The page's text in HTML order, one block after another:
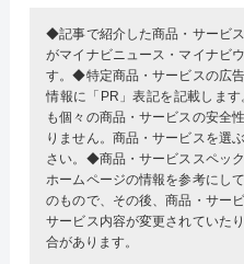
◆記事で紹介した商品・サービ
がマイナビニュース・マイナビ
す。◆特定商品・サービスの広
情報に「PR」表記を記載しま
も個々の商品・サービスの安全
りません。商品・サービスを選
さい。◆商品・サービススペッ
ホームページの情報を参考にし
のもので、その後、商品・サー
サービス内容が変更されていた
合があります。